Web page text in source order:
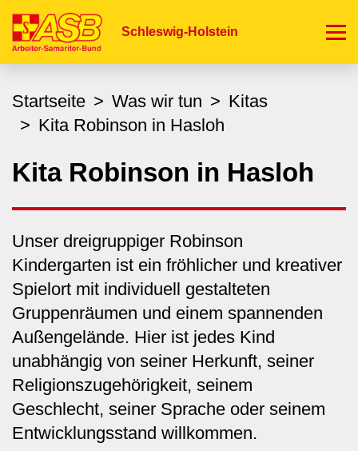
zum
Schleswig-Holstein
Startseite Was wir tun
Kitas
Kita Robinson in Hasloh
Kita Robinson in Hasloh
Unser dreigruppiger Robinson
Kindergarten ist ein fröhlicher und kreativer
Spielort mit individuell gestalteten
Gruppenräumen und einem spannenden
Außengelände. Hier ist jedes Kind
unabhängig von seiner Herkunft, seiner
Religionszugehörigkeit, seinem
Geschlecht, seiner Sprache oder seinem
Entwicklungsstand willkommen.